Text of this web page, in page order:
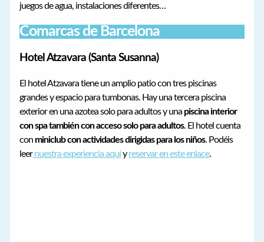
juegos de agua, instalaciones diferentes…
Comarcas de Barcelona
Hotel Atzavara (Santa Susanna)
El hotel Atzavara tiene un amplio patio con tres piscinas
grandes y espacio para tumbonas. Hay una tercera piscina
exterior en una azotea solo para adultos y una piscina interior
con spa también con acceso solo para adultos. El hotel cuenta
con miniclub con actividades dirigidas para los niños. Podéis
leernuestra experiencia aquíyreservar en este enlace.